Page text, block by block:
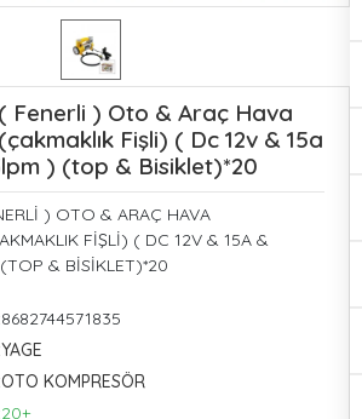
Fenerli ) Oto & Araç Hava
Fişli) ( Dc 12v & 15a
) (top & Bisiklet)*20
) OTO & ARAÇ HAVA
FİŞLİ) ( DC 12V & 15A &
& BİSİKLET)*20
:8682744571835
:YAGE
:OTO KOMPRESÖR
:20+